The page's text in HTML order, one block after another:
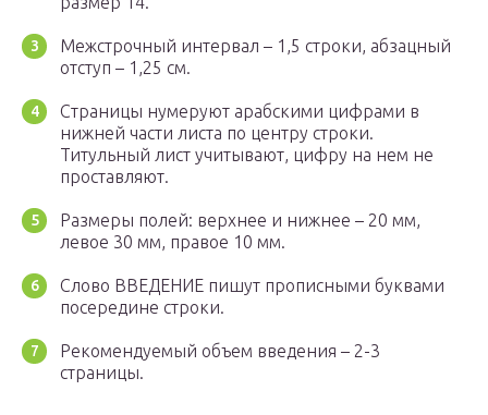
Межстрочный интервал – 1,5 строки, абзацный
отступ – 1,25 см.
Страницы нумеруют арабскими цифрами в
нижней части листа по центру строки.
Титульный лист учитывают, цифру на нем не
проставляют.
Размеры полей: верхнее и нижнее – 20 мм,
левое 30 мм, правое 10 мм.
Слово ВВЕДЕНИЕ пишут прописными буквами
посередине строки.
Рекомендуемый объем введения – 2-3
страницы.